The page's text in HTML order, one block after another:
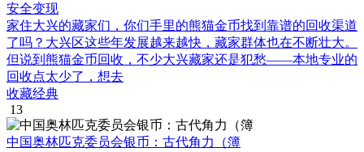
安全变现
家住大兴的藏家们，你们手里的熊猫金币找到靠谱的回收渠道
了吗？大兴区这些年发展越来越快，藏家群体也在不断壮大。
但说到熊猫金币回收，不少大兴藏家还是犯愁——本地专业的
回收点太少了，想去
收藏经典
13
中国奥林匹克委员会银币：古代角力（簿